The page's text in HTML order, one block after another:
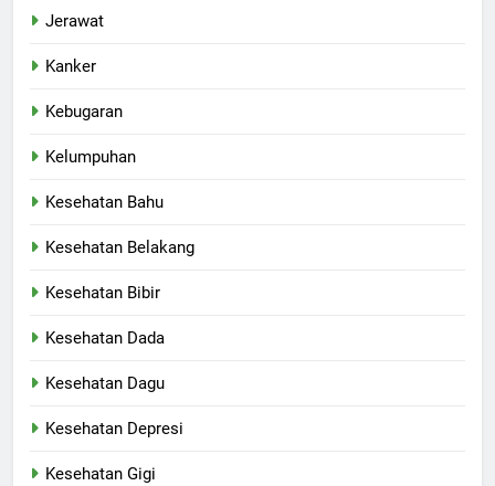
Jerawat
Kanker
Kebugaran
Kelumpuhan
Kesehatan Bahu
Kesehatan Belakang
Kesehatan Bibir
Kesehatan Dada
Kesehatan Dagu
Kesehatan Depresi
Kesehatan Gigi